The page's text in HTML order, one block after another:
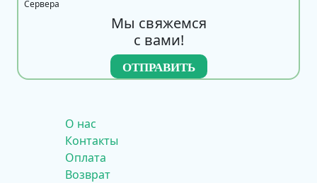
Сервера
Мы свяжемся
с вами!
О нас
Контакты
Оплата
Возврат